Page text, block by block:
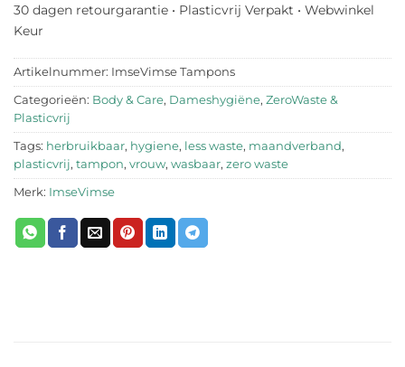
30 dagen retourgarantie • Plasticvrij Verpakt • Webwinkel
Keur
Artikelnummer: ImseVimse Tampons
Categorieën: Body & Care, Dameshygiëne, ZeroWaste &
Plasticvrij
Tags: herbruikbaar, hygiene, less waste, maandverband,
plasticvrij, tampon, vrouw, wasbaar, zero waste
Merk: ImseVimse